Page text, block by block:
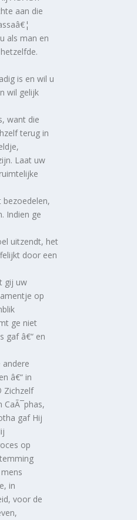
aan die
als man en
is en wil u
wil gelijk
want die
terug in
Laat uw
bezoedelen,
Indien ge
uitzendt, het
door een
gij uw
op
ge niet
gaf â€“ en
â€“ in
Zichzelf
CaÃ¯phas,
gaf Hij
op
in
voor de